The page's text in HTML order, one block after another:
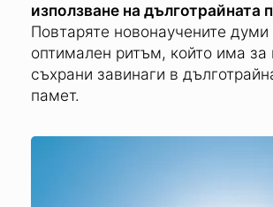
използване на дълготрайната
Повтаряте новонаучените думи
оптимален ритъм, който има за
съхрани завинаги в
памет.